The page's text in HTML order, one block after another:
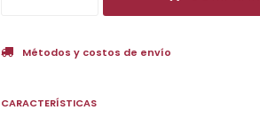
Métodos y costos de envío
CARACTERÍSTICAS